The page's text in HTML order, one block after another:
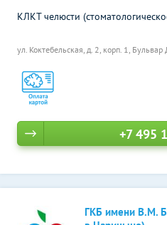
ул. Коктебельская, д. 2, корп. 1, Бульвар
КЛКТ челюсти
+7 495
ГКБ имени В.М.